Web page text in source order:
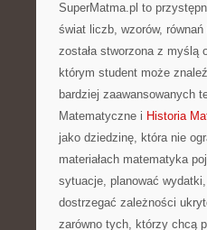
SuperMatma.pl to
świat liczb, wzorów,
została stworzona z myślą
którym student może
bardziej zaawansowanych
Matematyczne i Historia
jako dziedzinę, która nie
materiałach matematyka
sytuacje, planować
dostrzegać zależności
zarówno tych, którzy chcą